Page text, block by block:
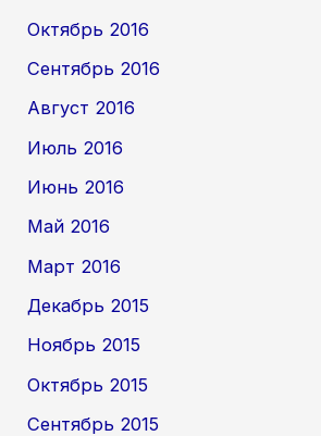
Октябрь 2016
Сентябрь 2016
Август 2016
Июль 2016
Июнь 2016
Май 2016
Март 2016
Декабрь 2015
Ноябрь 2015
Октябрь 2015
Сентябрь 2015